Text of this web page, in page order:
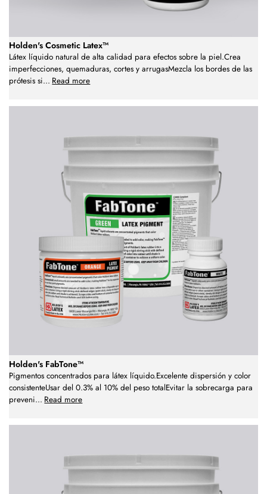
Holden's Cosmetic Latex™
Látex líquido natural de alta calidad para efectos sobre la piel.Crea
imperfecciones, quemaduras, cortes y arrugasMezcla los bordes de las
prótesis si... Read more
Holden's FabTone™
Pigmentos concentrados para látex líquido.Excelente dispersión y color
consistenteUsar del 0.3% al 10% del peso totalEvitar la sobrecarga para
preveni... Read more